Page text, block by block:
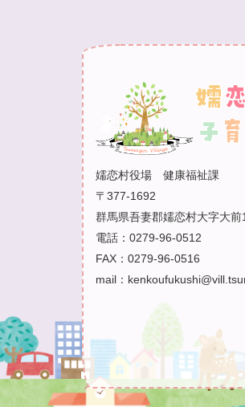
嬬恋村役場 健康福祉課
〒377-1692
群馬県吾妻郡嬬恋村大字大前
電話：0279-96-0512
FAX：0279-96-0516
mail：